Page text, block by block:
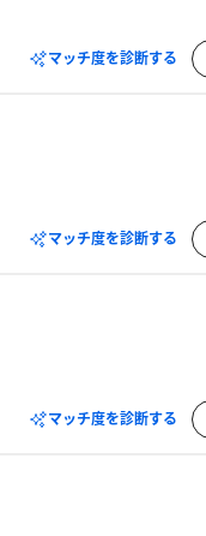
マッチ度を診断する
マッチ度を診断する
マッチ度を診断する